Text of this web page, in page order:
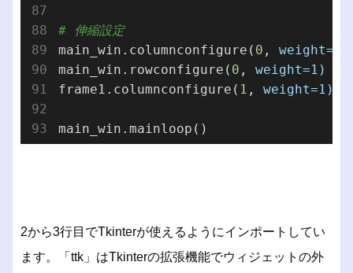
# 伸縮設定
main_win.columnconfigure( 0 , weight=1)
main_win.rowconfigure( 0 , weight=1)
frame1.columnconfigure( 1 , weight=1)
2から3行目でTkinterが使えるようにインポートしてい
ます。「ttk」はTkinterの拡張機能でウィジェットの外